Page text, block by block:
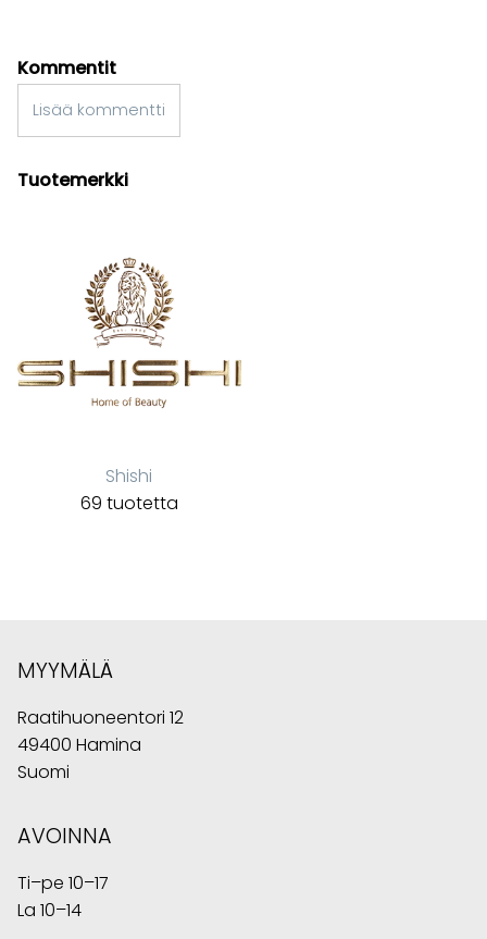
Kommentit
Lisää kommentti
Tuotemerkki
Shishi
69 tuotetta
MYYMÄLÄ
Raatihuoneentori 12
49400 Hamina
Suomi
AVOINNA
Ti–pe 10–17
La 10–14